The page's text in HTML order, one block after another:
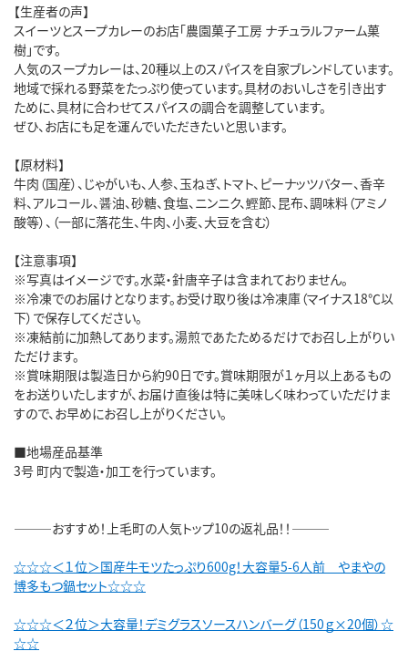
【生産者の声】
スイーツとスープカレーのお店「農園菓子工房 ナチュラルファーム菓
樹」です。
人気のスープカレーは、20種以上のスパイスを自家ブレンドしています。
地域で採れる野菜をたっぷり使っています。具材のおいしさを引き出す
ために、具材に合わせてスパイスの調合を調整しています。
ぜひ、お店にも足を運んでいただきたいと思います。
【原材料】
牛肉（国産）、じゃがいも、人参、玉ねぎ、トマト、ピーナッツバター、香辛
料、アルコール、醤油、砂糖、食塩、ニンニク、鰹節、昆布、調味料（アミノ
酸等）、（一部に落花生、牛肉、小麦、大豆を含む）
【注意事項】
※写真はイメージです。水菜・針唐辛子は含まれておりません。
※冷凍でのお届けとなります。お受け取り後は冷凍庫（マイナス18℃以
下）で保存してください。
※凍結前に加熱してあります。湯煎であたためるだけでお召し上がりい
ただけます。
※賞味期限は製造日から約90日です。賞味期限が１ヶ月以上あるもの
をお送りいたしますが、お届け直後は特に美味しく味わっていただけま
すので、お早めにお召し上がりください。
■地場産品基準
3号 町内で製造・加工を行っています。
―――おすすめ！上毛町の人気トップ10の返礼品！！―――
☆☆☆＜１位＞国産牛モツたっぷり600g！大容量5-6人前 やまやの
博多もつ鍋セット☆☆☆
☆☆☆＜２位＞大容量！デミグラスソースハンバーグ（150ｇ×20個）☆
☆☆